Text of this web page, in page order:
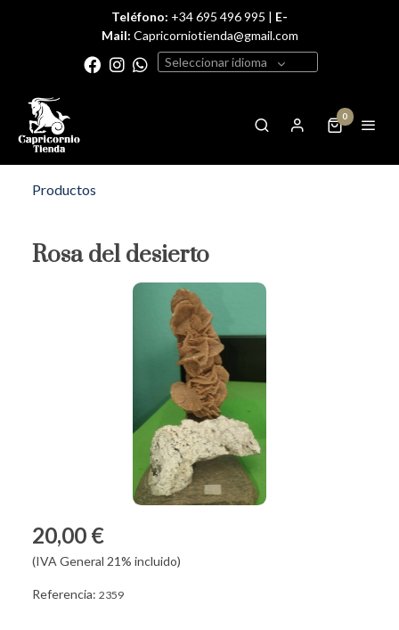
Teléfono: +34 695 496 995 | E-
Mail: Capricorniotienda@gmail.com
Seleccionar idioma
0
Productos
Rosa del desierto
20,00 €
(IVA General 21% incluido)
Referencia: 2359